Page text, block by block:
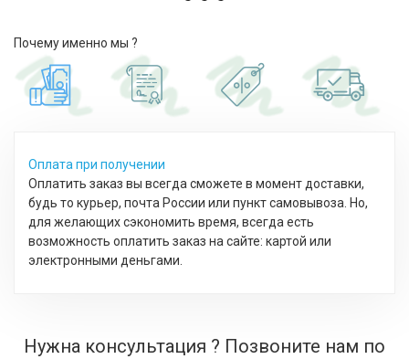
Почему именно мы ?
Оплата при получении
Оплатить заказ вы всегда сможете в момент доставки,
будь то курьер, почта России или пункт самовывоза. Но,
для желающих сэкономить время, всегда есть
возможность оплатить заказ на сайте: картой или
электронными деньгами.
Нужна консультация ? Позвоните нам по